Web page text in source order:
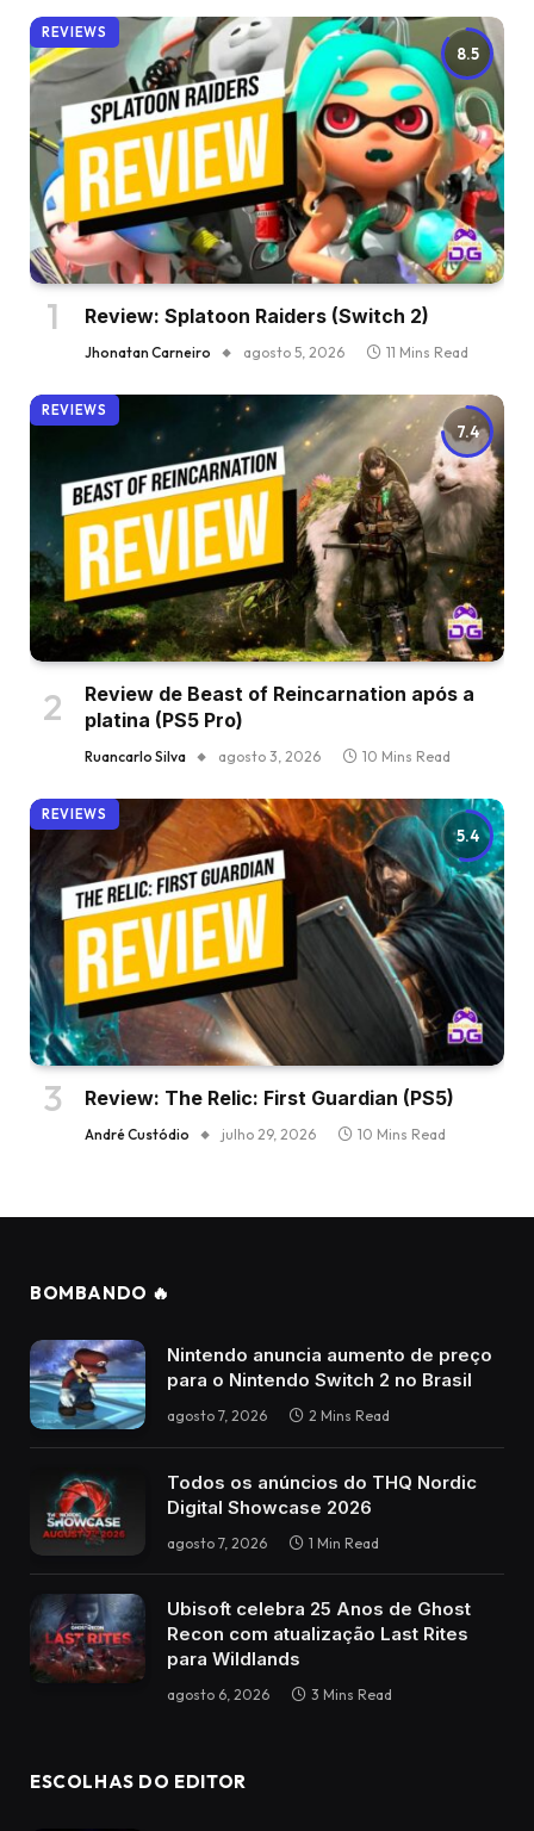
8.5
REVIEWS
Review: Splatoon Raiders (Switch 2)
Jhonatan Carneiro agosto 5, 2026 11 Mins Read
7.4
REVIEWS
Review de Beast of Reincarnation após a
platina (PS5 Pro)
Ruancarlo Silva agosto 3, 2026 10 Mins Read
5.4
REVIEWS
Review: The Relic: First Guardian (PS5)
André Custódio julho 29, 2026 10 Mins Read
BOMBANDO 🔥
Nintendo anuncia aumento de preço
para o Nintendo Switch 2 no Brasil
agosto 7, 2026 2 Mins Read
Todos os anúncios do THQ Nordic
Digital Showcase 2026
agosto 7, 2026 1 Min Read
Ubisoft celebra 25 Anos de Ghost
Recon com atualização Last Rites
para Wildlands
agosto 6, 2026 3 Mins Read
ESCOLHAS DO EDITOR